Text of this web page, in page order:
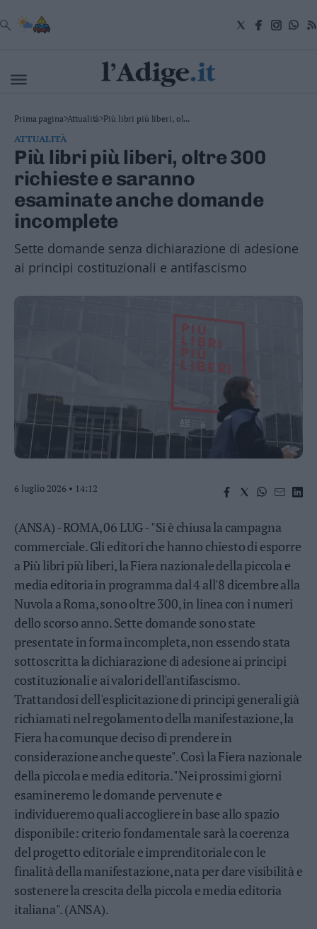
VAI
Cronaca
Attualità
Economia
Cultura
e
Salute
e
Benessere
Montagna
Tecnologia
Foto
Rovereto
Pergine
–
Basso
Ledro
Lavis
–
Rotaliana
dei
Laghi
Valsugana
–
Primiero
Vallagarina
Non
–
Sole
Fiemme
–
Giudicarie
–
Rendena
Alto
Adige
Prima pagina>Attualità>Più libri più liberi, ol...
ATTUALITÀ
Più libri più liberi, oltre 300
richieste e saranno
esaminate anche domande
incomplete
Sette domande senza dichiarazione di adesione
ai principi costituzionali e antifascismo
6 luglio 2026 • 14:12
(ANSA) - ROMA, 06 LUG - "Si è chiusa la campagna
commerciale. Gli editori che hanno chiesto di esporre
a Più libri più liberi, la Fiera nazionale della piccola e
media editoria in programma dal 4 all'8 dicembre alla
Nuvola a Roma, sono oltre 300, in linea con i numeri
dello scorso anno. Sette domande sono state
presentate in forma incompleta, non essendo stata
sottoscritta la dichiarazione di adesione ai principi
costituzionali e ai valori dell'antifascismo.
Trattandosi dell'esplicitazione di principi generali già
richiamati nel regolamento della manifestazione, la
Fiera ha comunque deciso di prendere in
considerazione anche queste". Così la Fiera nazionale
della piccola e media editoria. "Nei prossimi giorni
esamineremo le domande pervenute e
individueremo quali accogliere in base allo spazio
disponibile: criterio fondamentale sarà la coerenza
del progetto editoriale e imprenditoriale con le
finalità della manifestazione, nata per dare visibilità e
sostenere la crescita della piccola e media editoria
italiana". (ANSA).